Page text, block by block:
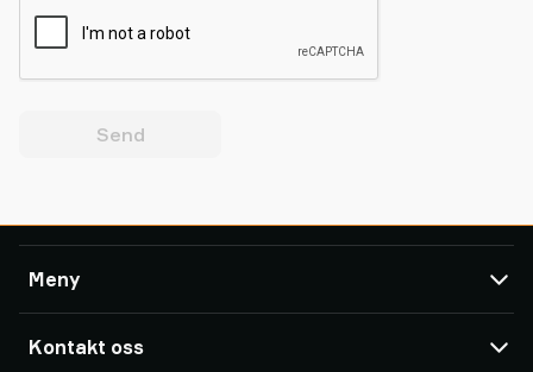
Send
Meny
Produkter
Kontakt oss